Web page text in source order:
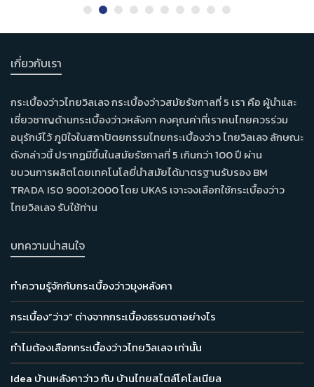
เกี่ยวกับเรา
กระเบื้องว่าวไทยวิลเลจ กระเบื้องว่าวสมัยรัชกาลที่ 5 เรา คือ ผู้นำและ
เชี่ยวชาญด้านกระเบื้องว่าวหลังคา คงคุณค่าที่เราคนไทยควรร่วม
อนุรักษ์ไว้ ภูมิใจในสถาปัตยกรรมไทยกระเบื้องว่าว ไทยวิลเลจ ลักษณะ
ดังกล่าวนี้ ปรากฏมีขึ้นในสมัยรัชกาลที่ 5 เกินกว่า 100 ปี ผ่าน
ขบวนการผลิตโดยเทคโนโลยี่นำสมัยได้มาตรฐานรับรอง BM
TRADA ISO 9001:2000 โดย UKAS เจาะจงเลือกใช้กระเบื้องว่าว
ไทยวิลเลจ รับใช้ท่าน
บทความน่าสนใจ
ทำความรู้จักกับกระเบื้องว่าวมุงหลังคา
กระเบื้อง”ว่าว” ต่างจากกระเบื้องธรรมดาอย่างไร
ทำไมต้องเลือกกระเบื้องว่าวไทยวิลเลจ เท่านั้น
Idea บ้านหลังคาว่าว กับ บ้านไทยสไตล์โคโลเนียล